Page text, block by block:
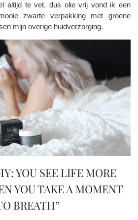
altijd te vet, dus olie vrij vond ik een
zwarte verpakking met groene
mijn overige huidverzorging.
YOU SEE LIFE MORE
YOU TAKE A MOMENT
BREATH”